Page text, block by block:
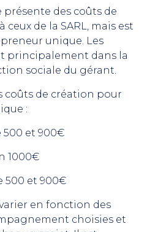
présente des coûts de
de la SARL, mais est
unique. Les
principalement dans la
sociale du gérant.
coûts de création pour
:
500 et 900€
1000€
500 et 900€
en fonction des
choisies et